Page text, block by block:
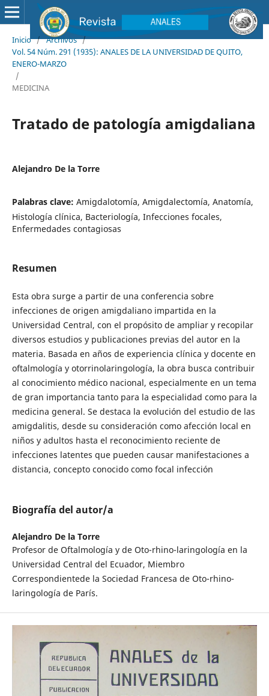
Inicio / Archivos /
Vol. 54 Núm. 291 (1935): ANALES DE LA UNIVERSIDAD DE QUITO,
ENERO-MARZO
/
MEDICINA
Tratado de patología amigdaliana
Alejandro De la Torre
Palabras clave: Amigdalotomía, Amigdalectomía, Anatomía,
Histología clínica, Bacteriología, Infecciones focales,
Enfermedades contagiosas
Resumen
Esta obra surge a partir de una conferencia sobre
infecciones de origen amigdaliano impartida en la
Universidad Central, con el propósito de ampliar y recopilar
diversos estudios y publicaciones previas del autor en la
materia. Basada en años de experiencia clínica y docente en
oftalmología y otorrinolaringología, la obra busca contribuir
al conocimiento médico nacional, especialmente en un tema
de gran importancia tanto para la especialidad como para la
medicina general. Se destaca la evolución del estudio de las
amigdalitis, desde su consideración como afección local en
niños y adultos hasta el reconocimiento reciente de
infecciones latentes que pueden causar manifestaciones a
distancia, concepto conocido como focal infección
Biografía del autor/a
Alejandro De la Torre
Profesor de Oftalmología y de Oto-rhino-laringología en la
Universidad Central del Ecuador, Miembro
Correspondientede la Sociedad Francesa de Oto-rhino-
laringología de París.